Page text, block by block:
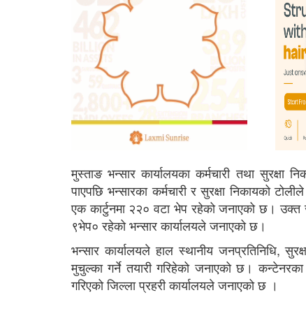
मुस्ताङ भन्सार कार्यालयका कर्मचारी तथा
पाएपछि भन्सारका कर्मचारी र सुरक्षा निकायको
एक कार्टुनमा २२० वटा भेप रहेको जनाएको छ। उक्त
९भेप० रहेको भन्सार कार्यालयले जनाएको छ।
भन्सार कार्यालयले हाल स्थानीय जनप्रतिनिधि,
मुचुल्का गर्ने तयारी गरिहेको जनाएको छ।
गरिएको जिल्ला प्रहरी कार्यालयले जनाएको छ ।